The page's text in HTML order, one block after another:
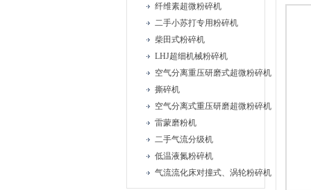
纤维素超微粉碎机
二手小苏打专用粉碎机
柴田式粉碎机
LHJ超细机械粉碎机
空气分离重压研磨式超微粉碎机
撕碎机
空气分离式重压研磨超微粉碎机
雷蒙磨粉机
二手气流分级机
低温液氮粉碎机
气流流化床对撞式、涡轮粉碎机